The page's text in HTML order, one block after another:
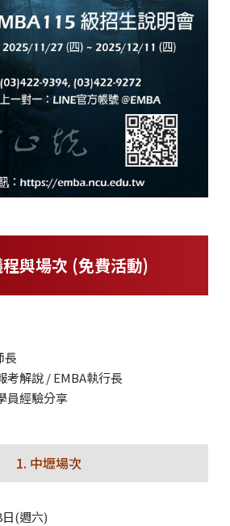
與場次 (免費活動)
長
考解說 / EMBA執行長
員經驗分享
1. 中壢場次
(週六)